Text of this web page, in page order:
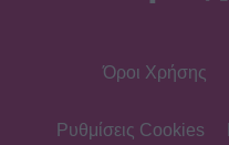
Όροι Χρήσης
Ρυθμίσεις Cookies